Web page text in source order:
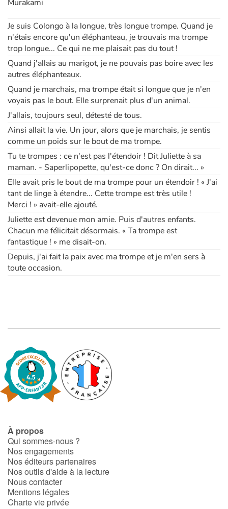
Apprendre les langues
Dyslexie, troubles de la lecture
Nos listes de lecture
Les plus lus
Coups de coeur
Murakami
Je suis Colongo à la longue, très longue trompe. Quand je
n'étais encore qu'un éléphanteau, je trouvais ma trompe
trop longue... Ce qui ne me plaisait pas du tout !
Quand j'allais au marigot, je ne pouvais pas boire avec les
autres éléphanteaux.
Quand je marchais, ma trompe était si longue que je n'en
voyais pas le bout. Elle surprenait plus d'un animal.
J'allais, toujours seul, détesté de tous.
Ainsi allait la vie. Un jour, alors que je marchais, je sentis
comme un poids sur le bout de ma trompe.
Tu te trompes : ce n'est pas l'étendoir ! Dit Juliette à sa
maman. - Saperlipopette, qu'est-ce donc ? On dirait... »
Elle avait pris le bout de ma trompe pour un étendoir ! « J'ai
tant de linge à étendre... Cette trompe est très utile !
Merci ! » avait-elle ajouté.
Juliette est devenue mon amie. Puis d'autres enfants.
Chacun me félicitait désormais. « Ta trompe est
fantastique ! » me disait-on.
Depuis, j'ai fait la paix avec ma trompe et je m'en sers à
toute occasion.
À propos
Qui sommes-nous ?
Nos engagements
Nos éditeurs partenaires
Nos outils d'aide à la lecture
Nous contacter
Mentions légales
Charte vie privée